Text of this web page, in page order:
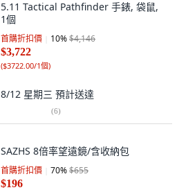
5.11 Tactical Pathfinder 手錶, 袋鼠,
1個
首購折扣價 10%$4,146
$3,722
($3722.00/1個)
8/12 星期三 預計送達
(6)
SAZHS 8倍率望遠鏡/含收納包
首購折扣價 70%$655
$196